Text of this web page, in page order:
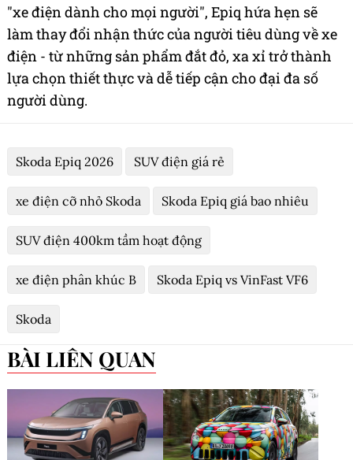
"xe điện dành cho mọi người", Epiq hứa hẹn sẽ
làm thay đổi nhận thức của người tiêu dùng về xe
điện - từ những sản phẩm đắt đỏ, xa xỉ trở thành
lựa chọn thiết thực và dễ tiếp cận cho đại đa số
người dùng.
Skoda Epiq 2026 SUV điện giá rẻ
xe điện cỡ nhỏ Skoda Skoda Epiq giá bao nhiêu
SUV điện 400km tầm hoạt động
xe điện phân khúc B Skoda Epiq vs VinFast VF6
Skoda
BÀI LIÊN QUAN